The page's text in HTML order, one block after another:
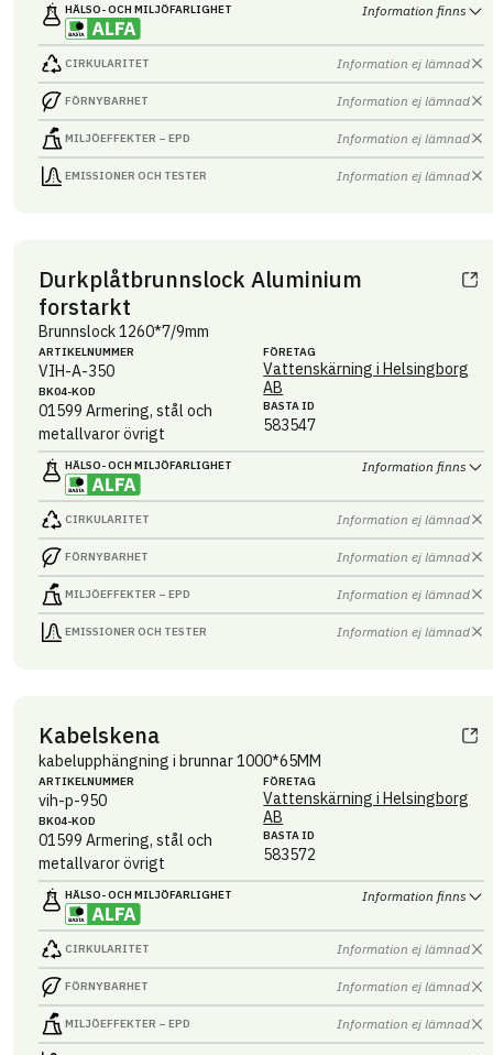
HÄLSO- OCH MILJÖ­FARLIGHET Information finns
CIRKULARITET Information ej lämnad
FÖRNYBARHET Information ej lämnad
MILJÖEFFEKTER – EPD Information ej lämnad
EMISSIONER OCH TESTER Information ej lämnad
Durkplåtbrunnslock Aluminium
forstarkt
Brunnslock 1260*7/9mm
ARTIKEL­NUMMER
VIH-A-350
BK04-KOD
01599 Armering, stål och
metallvaror övrigt
FÖRETAG
Vattenskärning i Helsingborg
AB
BASTA ID
583547
HÄLSO- OCH MILJÖ­FARLIGHET Information finns
CIRKULARITET Information ej lämnad
FÖRNYBARHET Information ej lämnad
MILJÖEFFEKTER – EPD Information ej lämnad
EMISSIONER OCH TESTER Information ej lämnad
Kabelskena
kabelupphängning i brunnar 1000*65MM
ARTIKEL­NUMMER
vih-p-950
BK04-KOD
01599 Armering, stål och
metallvaror övrigt
FÖRETAG
Vattenskärning i Helsingborg
AB
BASTA ID
583572
HÄLSO- OCH MILJÖ­FARLIGHET Information finns
CIRKULARITET Information ej lämnad
FÖRNYBARHET Information ej lämnad
MILJÖEFFEKTER – EPD Information ej lämnad